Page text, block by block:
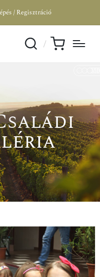
/ Regisztráció